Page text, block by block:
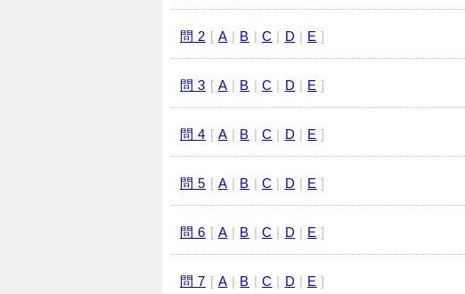
問 2 [ A | B | C | D | E ]
問 3 [ A | B | C | D | E ]
問 4 [ A | B | C | D | E ]
問 5 [ A | B | C | D | E ]
問 6 [ A | B | C | D | E ]
問 7 [ A | B | C | D | E ]